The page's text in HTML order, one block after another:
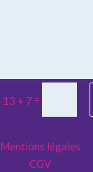
13 + 7 =
Mentions légales
CGV